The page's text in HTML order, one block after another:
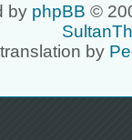
by phpBB ©
by